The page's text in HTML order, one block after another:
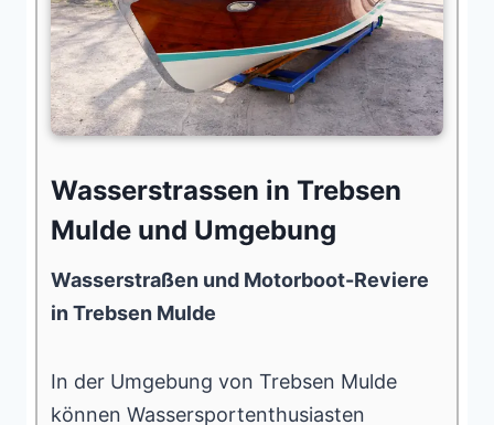
Wasserstrassen in Trebsen
Mulde und Umgebung
Wasserstraßen und Motorboot-Reviere
in Trebsen Mulde
In der Umgebung von Trebsen Mulde
können Wassersportenthusiasten